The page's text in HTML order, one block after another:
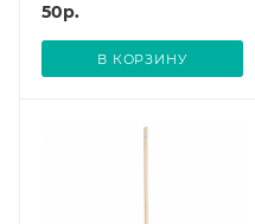
50р.
В КОРЗИНУ